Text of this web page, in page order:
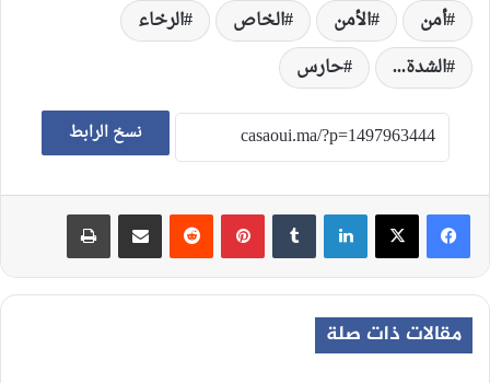
أمن الأمن الخاص
الرخاء
الشدة...
حارس
نسخ الرابط
لينكدإن بينتيريست
مقالات ذات صلة